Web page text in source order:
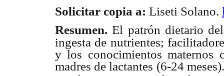
Solicitar copia a: Liseti Solano.
Resumen.El patrón dietario
ingesta de nutrientes;
y los conocimientos maternos
madres de lactantes (6-24